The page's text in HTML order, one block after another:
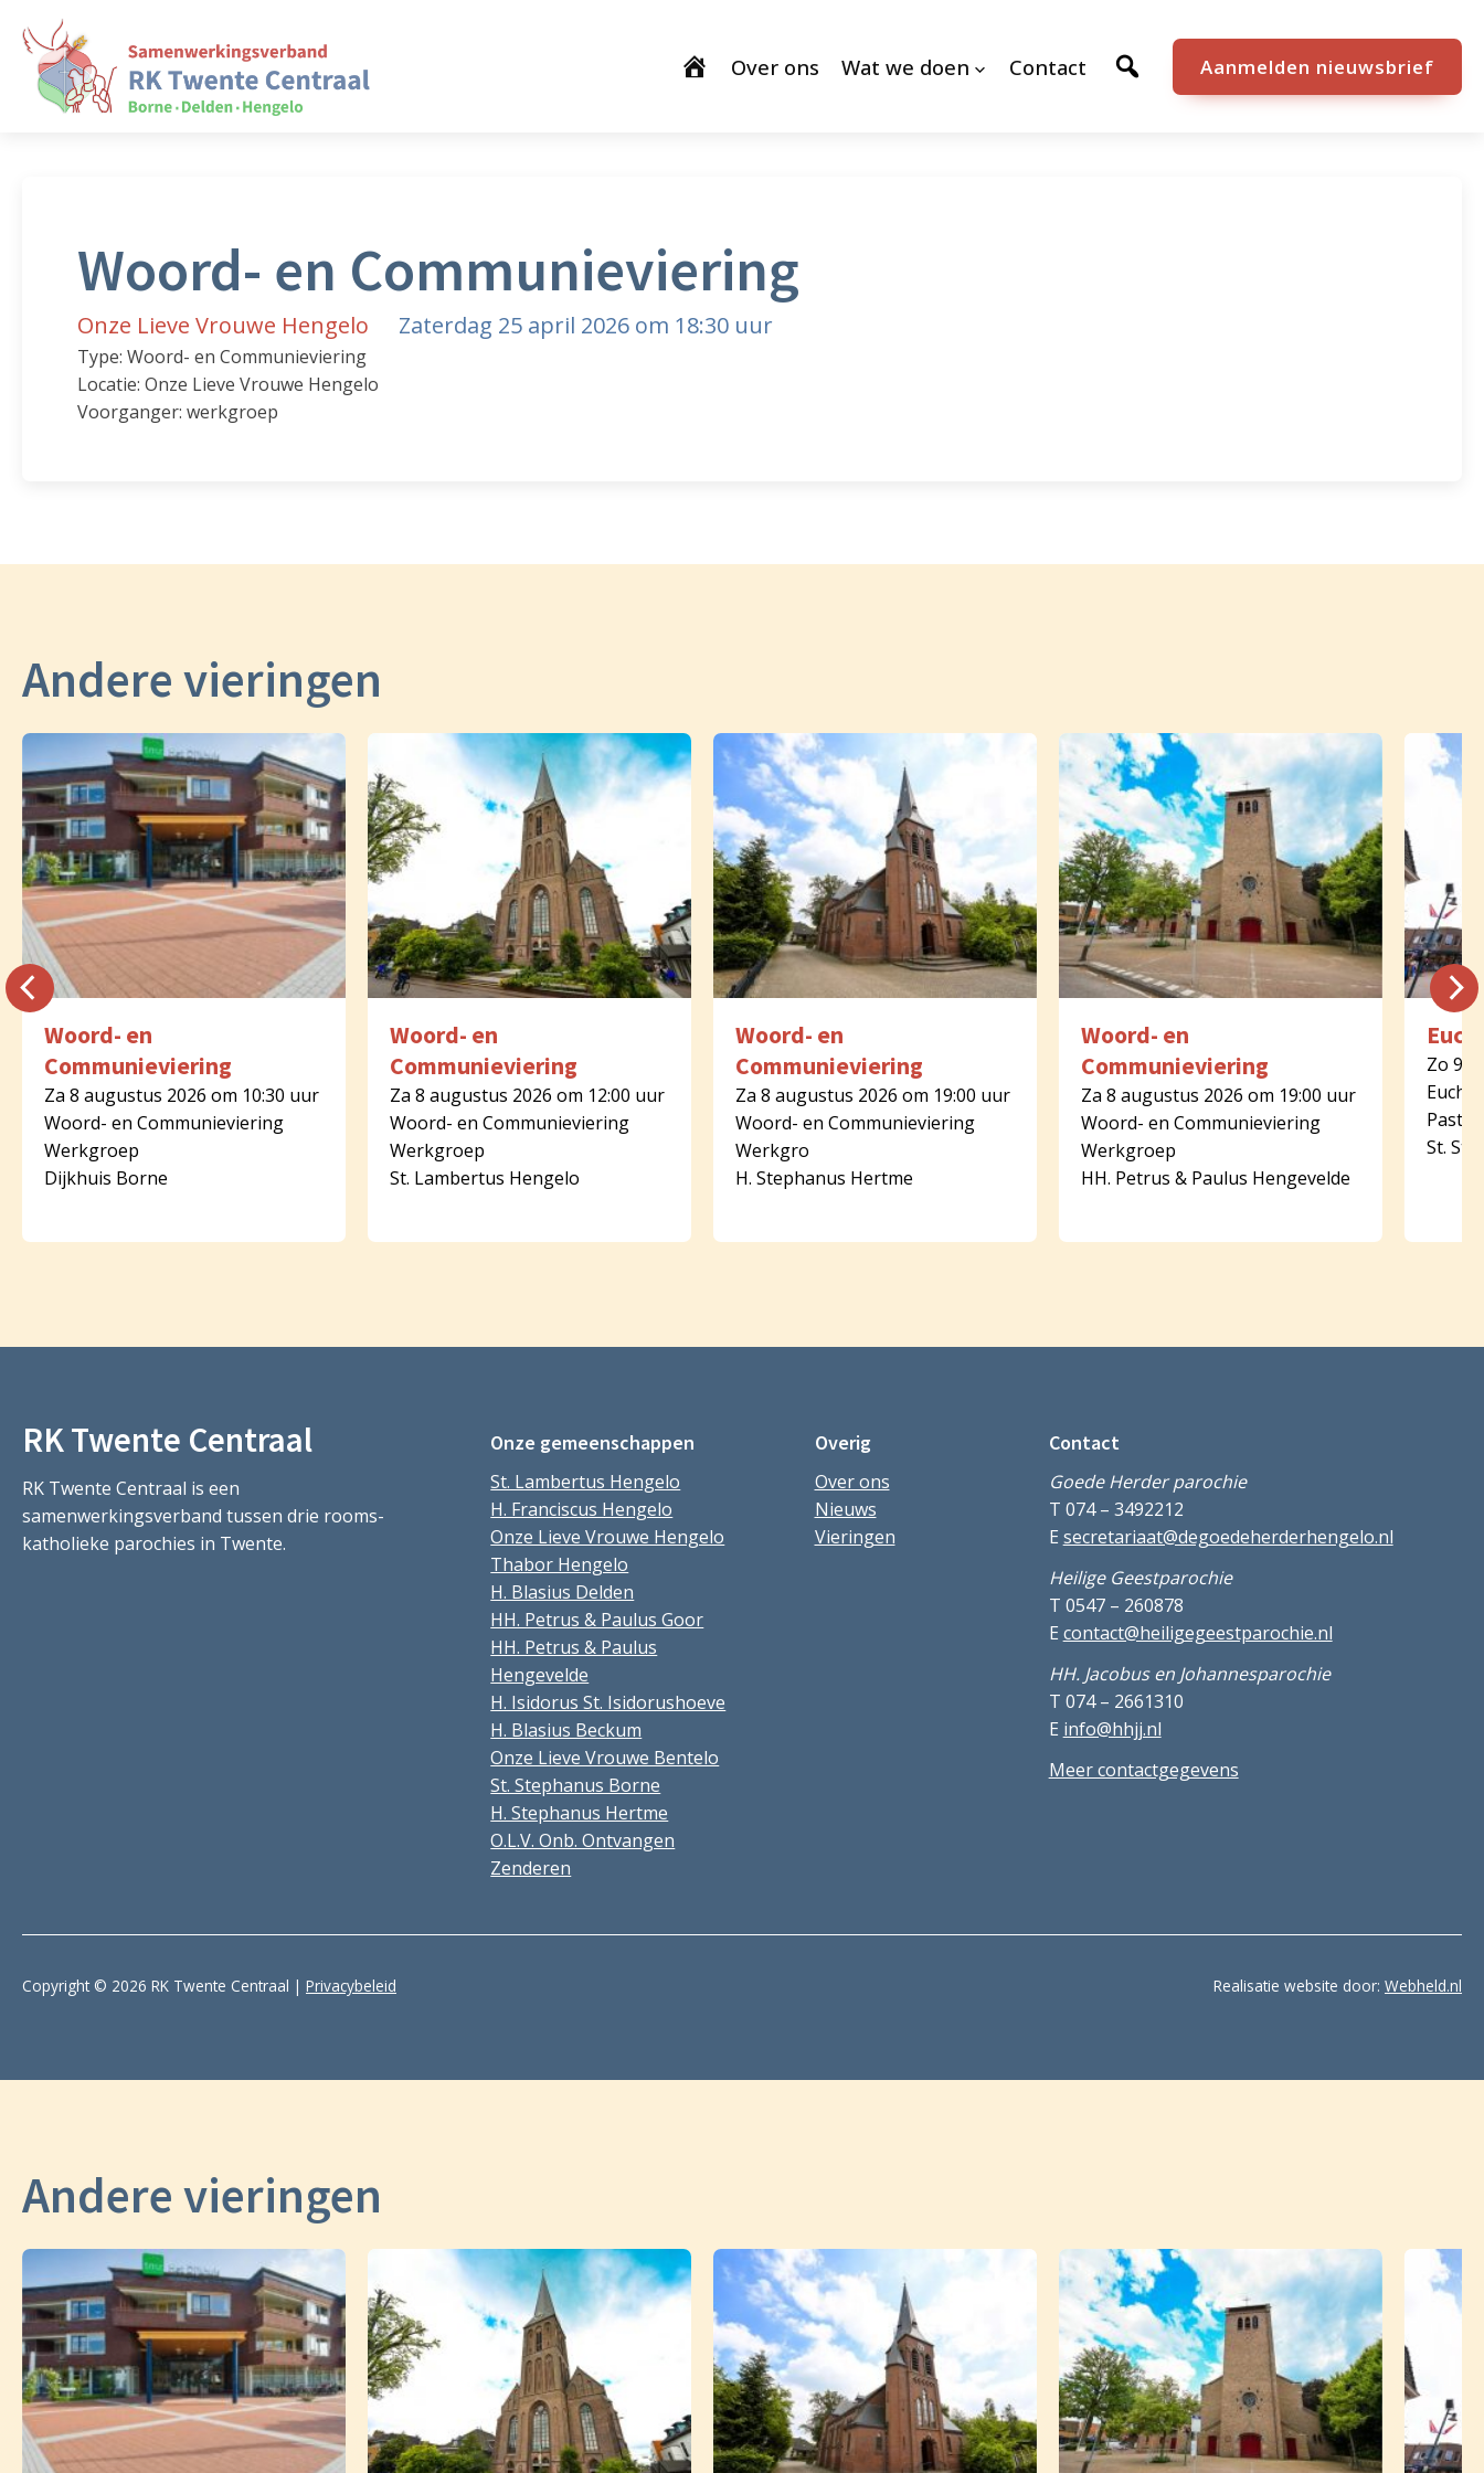
Over ons Wat we doen Contact Aanmelden nieuwsbrief
Woord- en Communieviering
Onze Lieve Vrouwe Hengelo Zaterdag 25 april 2026 om 18:30 uur
Type: Woord- en Communieviering
Locatie: Onze Lieve Vrouwe Hengelo
Voorganger: werkgroep
Andere vieringen
Woord- en
Communieviering
Za 8 augustus 2026 om 10:30 uur
Woord- en Communieviering
Werkgroep
Dijkhuis Borne
Woord- en
Communieviering
Za 8 augustus 2026 om 12:00 uur
Woord- en Communieviering
Werkgroep
St. Lambertus Hengelo
Woord- en
Communieviering
Za 8 augustus 2026 om 19:00 uur
Woord- en Communieviering
Werkgro
H. Stephanus Hertme
Woord- en
Communieviering
Za 8 augustus 2026 om 19:00 uur
Woord- en Communieviering
Werkgroep
HH. Petrus & Paulus Hengevelde
Zo 9
St.
RK Twente Centraal
RK Twente Centraal is een
samenwerkingsverband tussen drie rooms-
katholieke parochies in Twente.
Onze gemeenschappen
St. Lambertus Hengelo
H. Franciscus Hengelo
Onze Lieve Vrouwe Hengelo
Thabor Hengelo
H. Blasius Delden
HH. Petrus & Paulus Goor
HH. Petrus & Paulus
Hengevelde
H. Isidorus St. Isidorushoeve
H. Blasius Beckum
Onze Lieve Vrouwe Bentelo
St. Stephanus Borne
H. Stephanus Hertme
O.L.V. Onb. Ontvangen
Zenderen
Overig
Over ons
Nieuws
Vieringen
Contact
Goede Herder parochie
T 074 – 3492212
E secretariaat@degoedeherderhengelo.nl
Heilige Geestparochie
T 0547 – 260878
E contact@heiligegeestparochie.nl
HH. Jacobus en Johannesparochie
T 074 – 2661310
E info@hhjj.nl
Meer contactgegevens
Copyright © 2026 RK Twente Centraal | Privacybeleid Realisatie website door: Webheld.nl
Andere vieringen